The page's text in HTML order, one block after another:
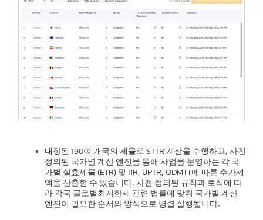
내장된 190여 개국의 세율로 STTR 계산을 수행하고, 사전
정의된 국가별 계산 엔진을 통해 사업을 운영하는 각 국
가별 실효세율 (ETR) 및 IIR, UPTR, QDMTT에 따른 추가세
액을 산출할 수 있습니다. 사전 정의된 규칙과 로직에 따
라 각국 글로벌최저한세 관련 법률에 맞춰 국가별 계산
엔진이 필요한 순서와 방식으로 병렬 실행됩니다.